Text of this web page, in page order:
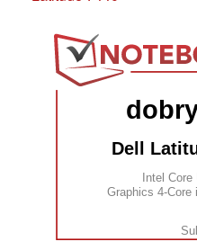
Dell
Intel
Graphics 4-Core